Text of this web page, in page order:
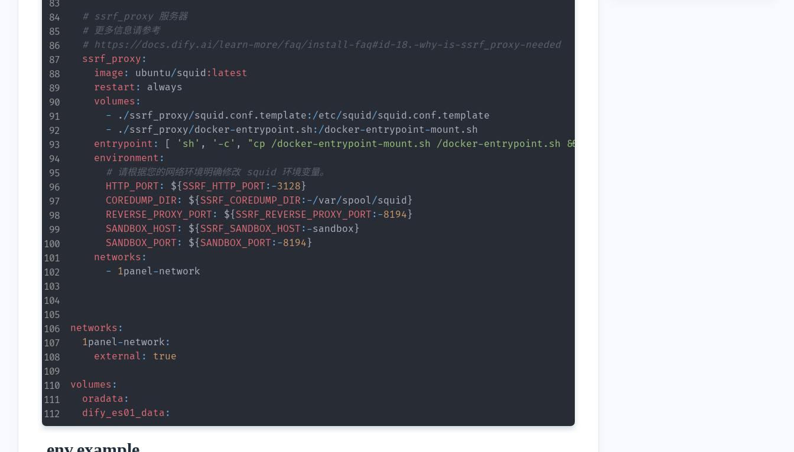
3%8F.png</a></p><p>订阅：
<a target="_blank"
href="https://www.aobp.cn/rss.
xml">https://www.aobp.cn/rss.
xml</a></p><p>已添加友
链：<a target="_blank"
href="https://www.aobp.cn/lin
ks">https://www.aobp.cn/links
</a></p>
# ssrf_proxy 服务器
# 更多信息请参考
# https://docs.dify.ai/learn-more/faq/install-faq#id-18.-why-is-ssrf_proxy-needed
ssrf_proxy :
image : ubuntu/squid :latest
restart :
always
volumes :
-
. /ssrf_proxy/squid . conf . template : /etc/squid/squid . conf . template
-
. /ssrf_proxy/docker-entrypoint . sh : /docker-entrypoint-mount . sh
entrypoint : 'sh' , '-c' ,
"cp /docker-entrypoint-mount.sh /docker-entrypoint.sh && sed -i 's/\r$$//' /docker-
environment :
# 请根据您的网络环境明确修改 squid 环境变量。
HTTP_PORT : ${ SSRF_HTTP_PORT : -3128 }
COREDUMP_DIR : ${ SSRF_COREDUMP_DIR : -/var/spool/squid }
REVERSE_PROXY_PORT : ${ SSRF_REVERSE_PROXY_PORT : -8194 }
SANDBOX_HOST : ${ SSRF_SANDBOX_HOST : -sandbox }
SANDBOX_PORT : ${ SANDBOX_PORT : -8194 }
networks :
- 1panel-network
networks :
1panel-network :
external : true
volumes :
oradata :
dify_es01_data :